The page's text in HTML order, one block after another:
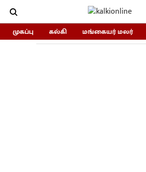
முகப்பு கல்கி மங்கையர் மலர்